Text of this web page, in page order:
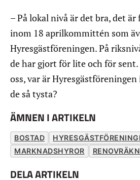
– På lokal nivå är det bra, det
inom 18 aprilkommittén som
Hyresgästföreningen. På
de har gjort för lite och för
oss, var är
de så tysta?
ÄMNEN I ARTIKELN
BOSTAD
MARKNADSHYROR
DELA ARTIKELN